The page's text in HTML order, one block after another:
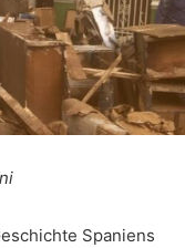
Spaniens